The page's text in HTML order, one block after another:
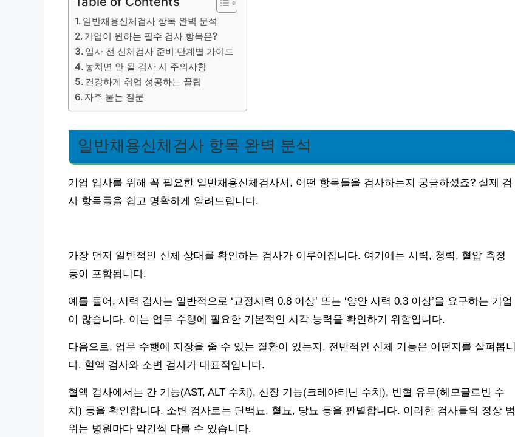
일반채용신체검사 항목 완벽 분석
기업이 원하는 필수 검사 항목은?
입사 전 신체검사 준비 단계별 가이드
놓치면 안 될 검사 시 주의사항
건강하게 취업 성공하는 꿀팁
자주 묻는 질문
일반채용신체검사 항목 완벽 분석
기업 입사를 위해 꼭 필요한 일반채용신체검사서, 어떤 항목들을 검사하는지 궁금하셨죠? 실제 검
사 항목들을 쉽고 명확하게 알려드립니다.
가장 먼저 일반적인 신체 상태를 확인하는 검사가 이루어집니다. 여기에는 시력, 청력, 혈압 측정
등이 포함됩니다.
예를 들어, 시력 검사는 일반적으로 ‘교정시력 0.8 이상’ 또는 ‘양안 시력 0.3 이상’을 요구하는 기업
이 많습니다. 이는 업무 수행에 필요한 기본적인 시각 능력을 확인하기 위함입니다.
다음으로, 업무 수행에 지장을 줄 수 있는 질환이 있는지, 전반적인 신체 기능은 어떤지를 살펴봅니
다. 혈액 검사와 소변 검사가 대표적입니다.
혈액 검사에서는 간 기능(AST, ALT 수치), 신장 기능(크레아티닌 수치), 빈혈 유무(헤모글로빈 수
치) 등을 확인합니다. 소변 검사로는 단백뇨, 혈뇨, 당뇨 등을 판별합니다. 이러한 검사들의 정상 범
위는 병원마다 약간씩 다를 수 있습니다.